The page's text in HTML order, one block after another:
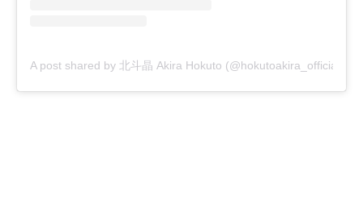
A post shared by 北斗晶 Akira Hokuto (@hokutoakira_official)